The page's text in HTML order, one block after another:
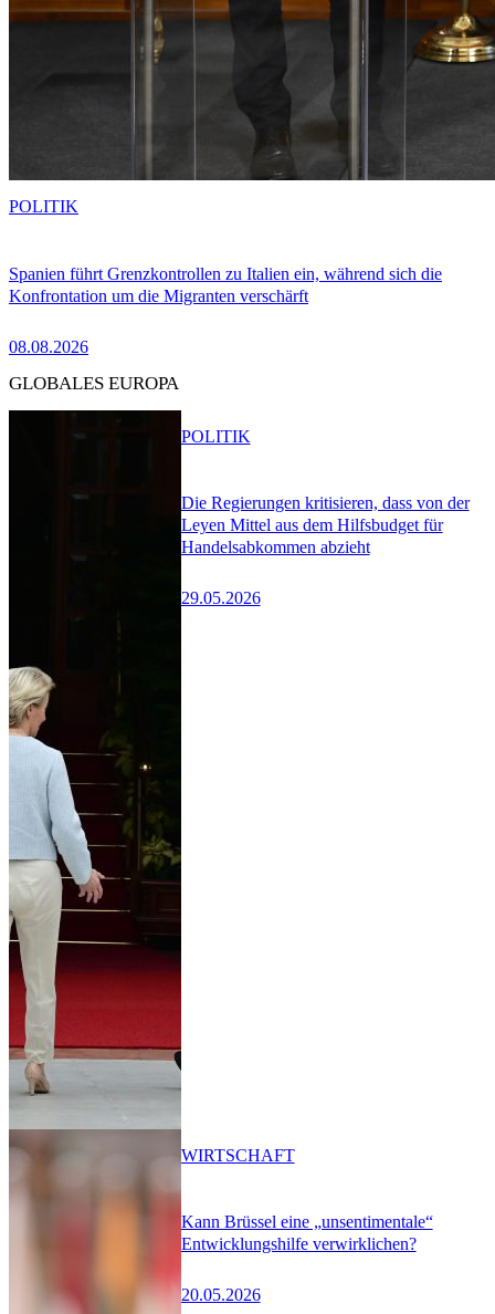
Spanien führt Grenzkontrollen zu Italien ein, während sich die
Konfrontation um die Migranten verschärft
08.08.2026
POLITIK
GLOBALES EUROPA
Die Regierungen kritisieren, dass von der
Leyen Mittel aus dem Hilfsbudget für
Handelsabkommen abzieht
29.05.2026
POLITIK
Kann Brüssel eine „unsentimentale“
Entwicklungshilfe verwirklichen?
20.05.2026
WIRTSCHAFT